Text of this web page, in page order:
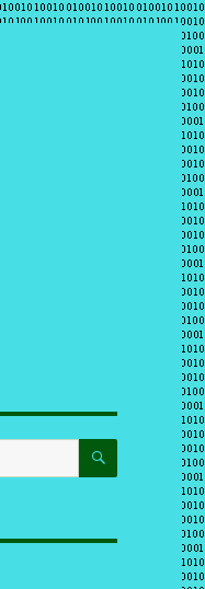
BUSCAR